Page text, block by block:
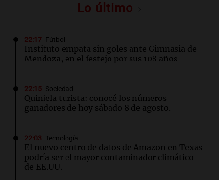
Lo último
22:17 Fútbol
Instituto empata sin goles ante Gimnasia de
Mendoza, en el festejo por sus 108 años
22:15 Sociedad
Quiniela turista: conocé los números
ganadores de hoy sábado 8 de agosto.
22:03 Tecnología
El nuevo centro de datos de Amazon en Texas
podría ser el mayor contaminador climático
de EE.UU.